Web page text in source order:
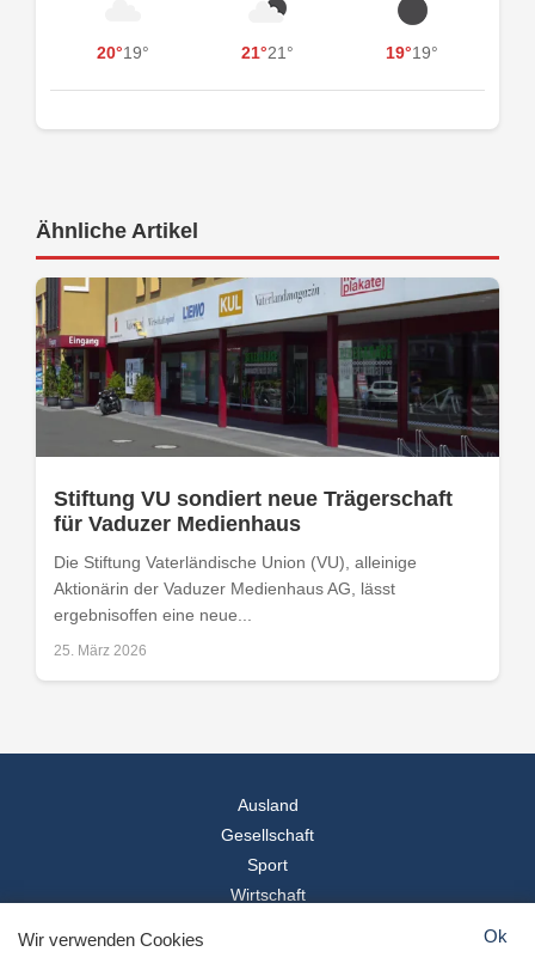
20°19° 21°21° 19°19°
Ähnliche Artikel
Stiftung VU sondiert neue Trägerschaft
für Vaduzer Medienhaus
Die Stiftung Vaterländische Union (VU), alleinige
Aktionärin der Vaduzer Medienhaus AG, lässt
ergebnisoffen eine neue...
25. März 2026
Ausland
Gesellschaft
Sport
Wirtschaft
© 2026Landesspiegel
Wir verwenden Cookies Ok